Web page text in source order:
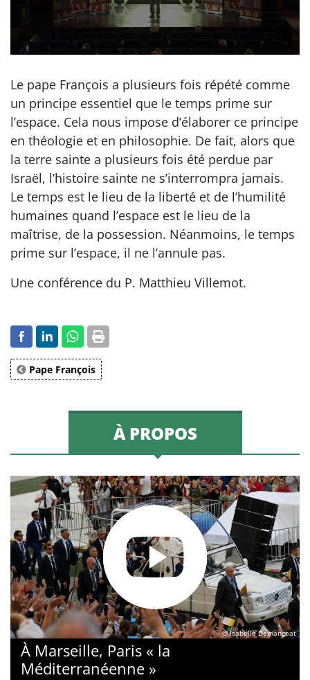
Le pape François a plusieurs fois répété comme
un principe essentiel que le temps prime sur
l’espace. Cela nous impose d’élaborer ce principe
en théologie et en philosophie. De fait, alors que
la terre sainte a plusieurs fois été perdue par
Israël, l’histoire sainte ne s’interrompra jamais.
Le temps est le lieu de la liberté et de l’humilité
humaines quand l’espace est le lieu de la
maîtrise, de la possession. Néanmoins, le temps
prime sur l’espace, il ne l’annule pas.
Une conférence du P. Matthieu Villemot.
Pape François
À PROPOS
© Isabelle Demangeat
À Marseille, Paris « la
Méditerranéenne »